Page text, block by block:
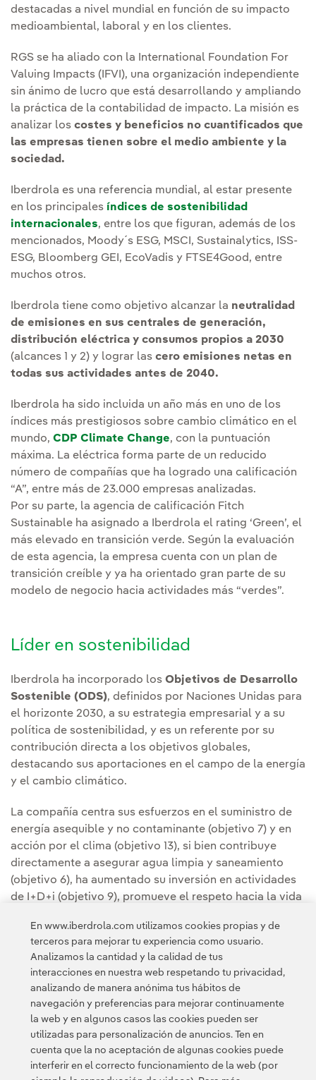
destacadas a nivel mundial en función de su impacto
medioambiental, laboral y en los clientes.
RGS se ha aliado con la International Foundation For
Valuing Impacts (IFVI), una organización independiente
sin ánimo de lucro que está desarrollando y ampliando
la práctica de la contabilidad de impacto. La misión es
analizar los costes y beneficios no cuantificados que
las empresas tienen sobre el medio ambiente y la
sociedad.
Iberdrola es una referencia mundial, al estar presente
en los principales índices de sostenibilidad
internacionales, entre los que figuran, además de los
mencionados, Moody´s ESG, MSCI, Sustainalytics, ISS-
ESG, Bloomberg GEI, EcoVadis y FTSE4Good, entre
muchos otros.
Iberdrola tiene como objetivo alcanzar la neutralidad
de emisiones en sus centrales de generación,
distribución eléctrica y consumos propios a 2030
(alcances 1 y 2) y lograr las cero emisiones netas en
todas sus actividades antes de 2040.
Iberdrola ha sido incluida un año más en uno de los
índices más prestigiosos sobre cambio climático en el
mundo, CDP Climate Change, con la puntuación
máxima. La eléctrica forma parte de un reducido
número de compañías que ha logrado una calificación
“A”, entre más de 23.000 empresas analizadas.
Por su parte, la agencia de calificación Fitch
Sustainable ha asignado a Iberdrola el rating ‘Green’, el
más elevado en transición verde. Según la evaluación
de esta agencia, la empresa cuenta con un plan de
transición creíble y ya ha orientado gran parte de su
modelo de negocio hacia actividades más “verdes”.
Líder en sostenibilidad
Iberdrola ha incorporado los Objetivos de Desarrollo
Sostenible (ODS), definidos por Naciones Unidas para
el horizonte 2030, a su estrategia empresarial y a su
política de sostenibilidad, y es un referente por su
contribución directa a los objetivos globales,
destacando sus aportaciones en el campo de la energía
y el cambio climático.
La compañía centra sus esfuerzos en el suministro de
energía asequible y no contaminante (objetivo 7) y en
acción por el clima (objetivo 13), si bien contribuye
directamente a asegurar agua limpia y saneamiento
(objetivo 6), ha aumentado su inversión en actividades
de I+D+i (objetivo 9), promueve el respeto hacia la vida
establecer alianzas para lograr los objetivos (objetivo
Contacta Política de Privacidad Información legal
Transparencia en el uso de la IA Política de cookies
En www.iberdrola.com utilizamos cookies propias y de
terceros para mejorar tu experiencia como usuario.
Analizamos la cantidad y la calidad de tus
interacciones en nuestra web respetando tu privacidad,
analizando de manera anónima tus hábitos de
navegación y preferencias para mejorar continuamente
la web y en algunos casos las cookies pueden ser
utilizadas para personalización de anuncios. Ten en
cuenta que la no aceptación de algunas cookies puede
interferir en el correcto funcionamiento de la web (por